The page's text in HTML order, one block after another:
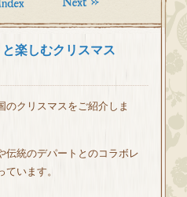
楽しむクリスマス
クリスマスをご紹介しま
伝統のデパートとのコラボレ
います。